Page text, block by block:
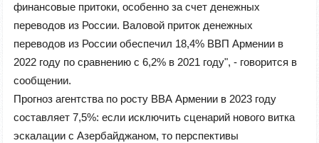
финансовые притоки, особенно за счет денежных
переводов из России. Валовой приток денежных
переводов из России обеспечил 18,4% ВВП Армении в
2022 году по сравнению с 6,2% в 2021 году", - говорится в
сообщении.
Прогноз агентства по росту ВВА Армении в 2023 году
составляет 7,5%: если исключить сценарий нового витка
эскалации с Азербайджаном, то перспективы